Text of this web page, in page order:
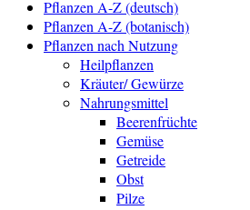
Pflanzen A-Z (deutsch)
Pflanzen A-Z (botanisch)
Pflanzen nach Nutzung
Heilpflanzen
Kräuter/ Gewürze
Nahrungsmittel
Beerenfrüchte
Gemüse
Getreide
Obst
Pilze